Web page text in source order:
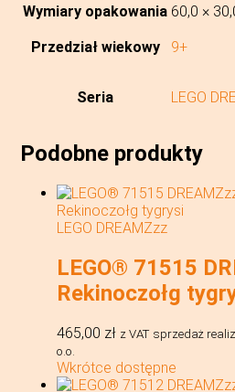
Wymiary opakowania 60,0 ×
Przedział wiekowy 9+
Seria LEGO
Podobne produkty
LEGO DREAMZzz
LEGO® 71515
Rekinoczołg
465,00 zł z VAT sprzedaż
o.o.
Wkrótce dostępne